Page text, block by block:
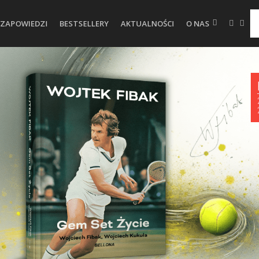
ZAPOWIEDZI BESTSELLERY AKTUALNOŚCI O NAS